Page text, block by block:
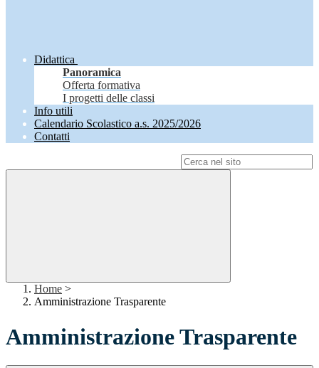
Didattica
Panoramica
Offerta formativa
I progetti delle classi
Info utili
Calendario Scolastico a.s. 2025/2026
Contatti
Home >
Amministrazione Trasparente
Amministrazione Trasparente